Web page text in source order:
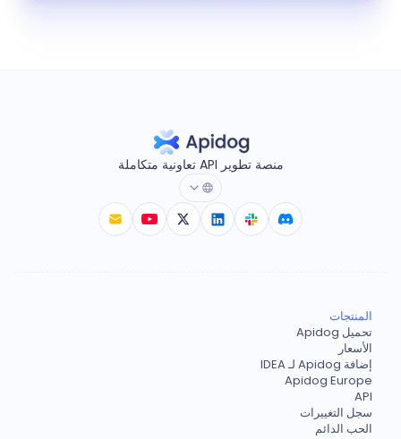
منصة تطوير API تعاونية متكاملة
المنتجات
تحميل Apidog
الأسعار
إضافة Apidog لـ IDEA
Apidog Europe
API
سجل التغييرات
الحب الدائم